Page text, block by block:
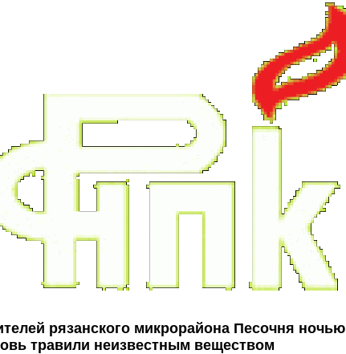
рязанского микрорайона Песочня ночью
травили неизвестным веществом